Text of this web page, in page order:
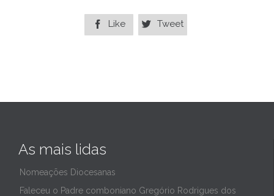
 Like  Tweet
As mais lidas
Nomeações Diocesanas
Faleceu o Padre comboniano Gregório Rodrigues dos